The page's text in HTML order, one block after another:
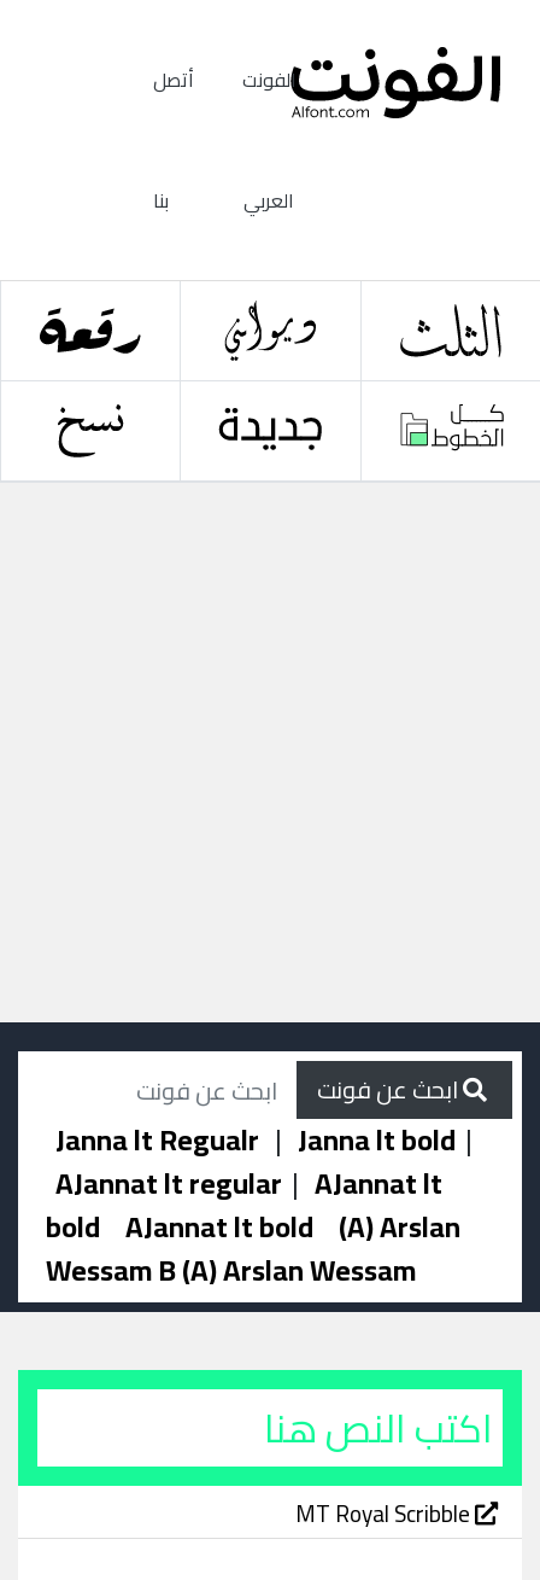
الفونت
العربي
أتصل
بنا
Janna lt Regualr | Janna lt bold |
AJannat lt regular | AJannat lt
bold AJannat lt bold (A) Arslan
Wessam B (A) Arslan Wessam
MT Royal Scribble